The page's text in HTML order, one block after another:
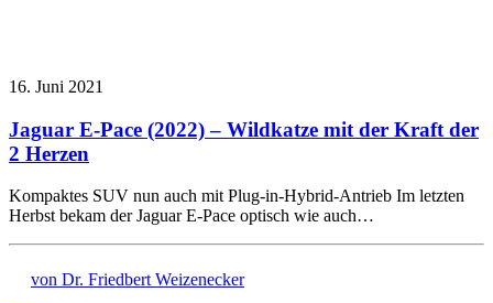
16. Juni 2021
Jaguar E-Pace (2022) – Wildkatze mit der Kraft der
2 Herzen
Kompaktes SUV nun auch mit Plug-in-Hybrid-Antrieb Im letzten
Herbst bekam der Jaguar E-Pace optisch wie auch…
von Dr. Friedbert Weizenecker